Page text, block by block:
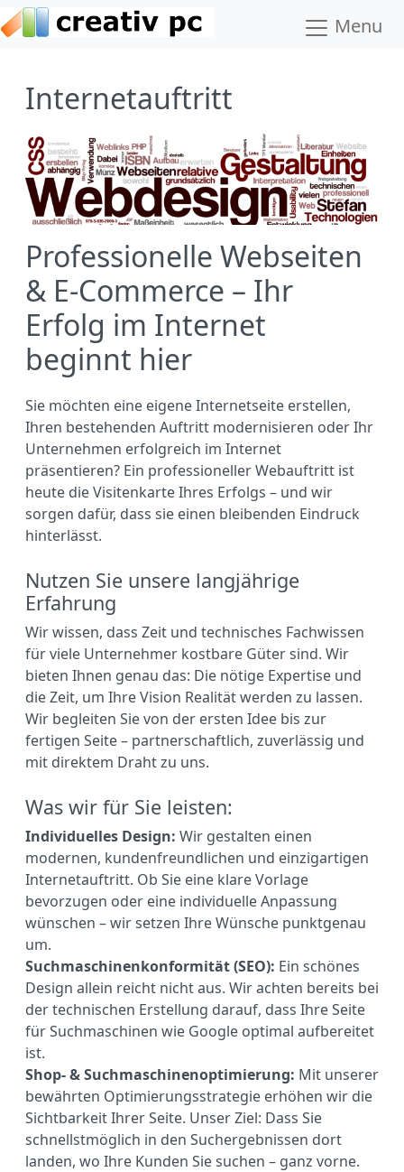
Menu
Internetauftritt
Professionelle Webseiten
& E-Commerce – Ihr
Erfolg im Internet
beginnt hier
Sie möchten eine eigene Internetseite erstellen,
Ihren bestehenden Auftritt modernisieren oder Ihr
Unternehmen erfolgreich im Internet
präsentieren? Ein professioneller Webauftritt ist
heute die Visitenkarte Ihres Erfolgs – und wir
sorgen dafür, dass sie einen bleibenden Eindruck
hinterlässt.
Nutzen Sie unsere langjährige
Erfahrung
Wir wissen, dass Zeit und technisches Fachwissen
für viele Unternehmer kostbare Güter sind. Wir
bieten Ihnen genau das: Die nötige Expertise und
die Zeit, um Ihre Vision Realität werden zu lassen.
Wir begleiten Sie von der ersten Idee bis zur
fertigen Seite – partnerschaftlich, zuverlässig und
mit direktem Draht zu uns.
Was wir für Sie leisten:
Individuelles Design: Wir gestalten einen
modernen, kundenfreundlichen und einzigartigen
Internetauftritt. Ob Sie eine klare Vorlage
bevorzugen oder eine individuelle Anpassung
wünschen – wir setzen Ihre Wünsche punktgenau
um.
Suchmaschinenkonformität (SEO): Ein schönes
Design allein reicht nicht aus. Wir achten bereits bei
der technischen Erstellung darauf, dass Ihre Seite
für Suchmaschinen wie Google optimal aufbereitet
ist.
Shop- & Suchmaschinenoptimierung: Mit unserer
bewährten Optimierungsstrategie erhöhen wir die
Sichtbarkeit Ihrer Seite. Unser Ziel: Dass Sie
schnellstmöglich in den Suchergebnissen dort
landen, wo Ihre Kunden Sie suchen – ganz vorne.